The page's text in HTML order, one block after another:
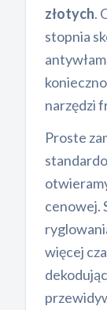
złotych.
stopnia
narzędzi
Proste
cenowej.
więcej